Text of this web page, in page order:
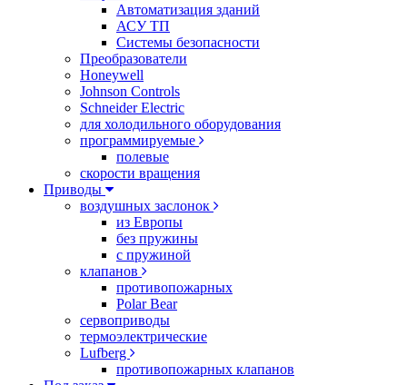
Автоматизация зданий
АСУ ТП
Системы безопасности
Преобразователи
Honeywell
Johnson Controls
Schneider Electric
для холодильного оборудования
программируемые
полевые
скорости вращения
Приводы
воздушных заслонок
из Европы
без пружины
с пружиной
клапанов
противопожарных
Polar Bear
сервоприводы
термоэлектрические
Lufberg
противопожарных клапанов